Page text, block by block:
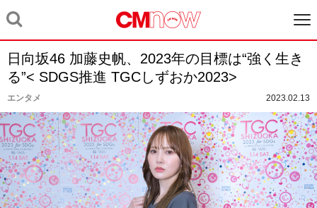
日向坂46 加藤史帆、2023年の目標は“強く生き
る”< SDGS推進 TGCしずおか2023>
エンタメ 2023.02.13